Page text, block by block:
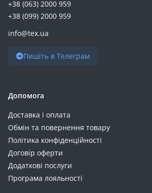
+38 (063) 2000 959
+38 (099) 2000 959
info@tex.ua
Пишіть в Телеграм
Допомога
Доставка і оплата
Обмін та повернення товару
Політика конфіденційності
Договір оферти
Додаткові послуги
Програма лояльності